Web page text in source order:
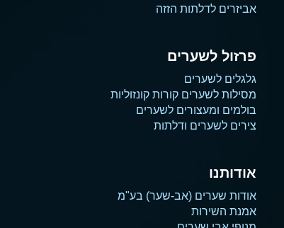
אביזרים לדלתות הזזה
פרזול לשערים
גלגלים לשערים
מסילות לשערים קורות קונזוליות
בולמים ומעצורים לשערים
צירים לשערים ודלתות
אודותנו
אודות שערים (אב-שער) בע"מ
אמנת השירות